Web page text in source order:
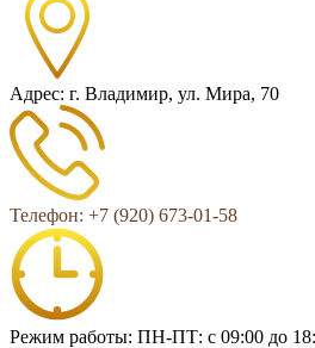
Адрес: г. Владимир, ул. Мира, 70
Телефон: +7 (920) 673-01-58
Режим работы: ПН-ПТ: с 09:00 до